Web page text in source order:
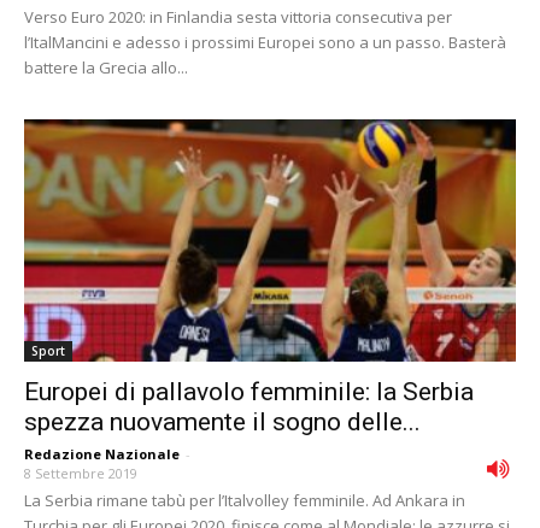
Verso Euro 2020: in Finlandia sesta vittoria consecutiva per
l’ItalMancini e adesso i prossimi Europei sono a un passo. Basterà
battere la Grecia allo...
Sport
Europei di pallavolo femminile: la Serbia
spezza nuovamente il sogno delle...
Redazione Nazionale -
8 Settembre 2019
La Serbia rimane tabù per l’Italvolley femminile. Ad Ankara in